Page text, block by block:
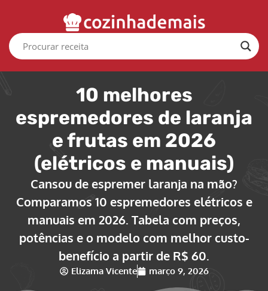
10 melhores
espremedores de laranja
e frutas em 2026
(elétricos e manuais)
Cansou de espremer laranja na mão?
Comparamos 10 espremedores elétricos e
manuais em 2026. Tabela com preços,
potências e o modelo com melhor custo-
benefício a partir de R$ 60.
Elizama Vicente março 9, 2026